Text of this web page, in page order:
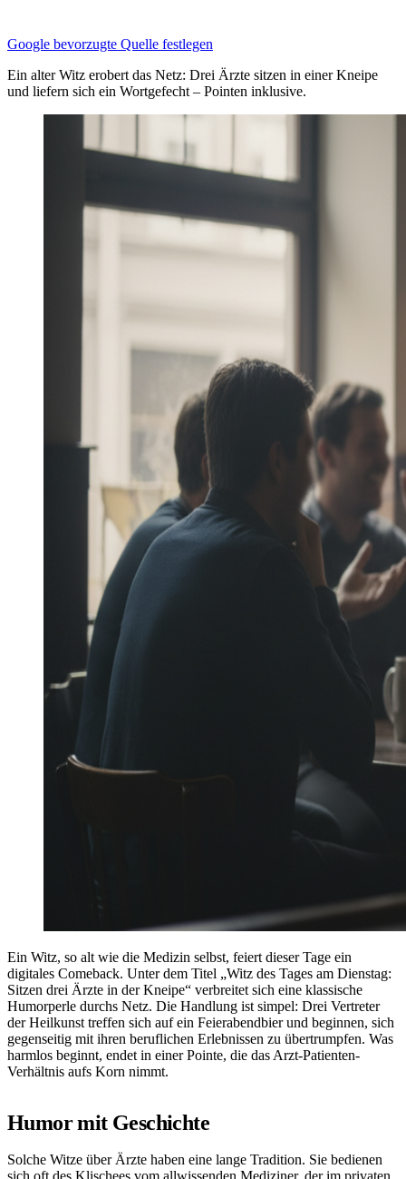
Google bevorzugte Quelle festlegen
Ein alter Witz erobert das Netz: Drei Ärzte sitzen in einer Kneipe
und liefern sich ein Wortgefecht – Pointen inklusive.
Ein Witz, so alt wie die Medizin selbst, feiert dieser Tage ein
digitales Comeback. Unter dem Titel „Witz des Tages am Dienstag:
Sitzen drei Ärzte in der Kneipe“ verbreitet sich eine klassische
Humorperle durchs Netz. Die Handlung ist simpel: Drei Vertreter
der Heilkunst treffen sich auf ein Feierabendbier und beginnen, sich
gegenseitig mit ihren beruflichen Erlebnissen zu übertrumpfen. Was
harmlos beginnt, endet in einer Pointe, die das Arzt-Patienten-
Verhältnis aufs Korn nimmt.
Humor mit Geschichte
Solche Witze über Ärzte haben eine lange Tradition. Sie bedienen
sich oft des Klischees vom allwissenden Mediziner, der im privaten